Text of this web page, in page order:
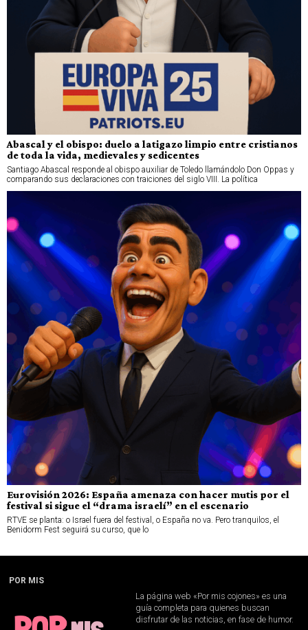
Abascal y el obispo: duelo a latigazo limpio entre cristianos
de toda la vida, medievales y sedicentes
Santiago Abascal responde al obispo auxiliar de Toledo llamándolo Don Oppas y
comparando sus declaraciones con traiciones del siglo VIII. La política
Eurovisión 2026: España amenaza con hacer mutis por el
festival si sigue el “drama israelí” en el escenario
RTVE se planta: o Israel fuera del festival, o España no va. Pero tranquilos, el
Benidorm Fest seguirá su curso, que lo
POR MIS
La página web «Por mis cojones» es una
guía completa para quienes buscan
disfrutar de las noticias, en fase de humor.